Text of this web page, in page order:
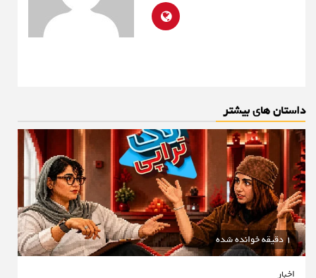
داستان های بیشتر
1 دقیقه خوانده شده
اخبار